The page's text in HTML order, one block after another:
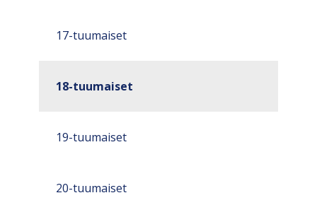
17-tuumaiset
18-tuumaiset
19-tuumaiset
20-tuumaiset